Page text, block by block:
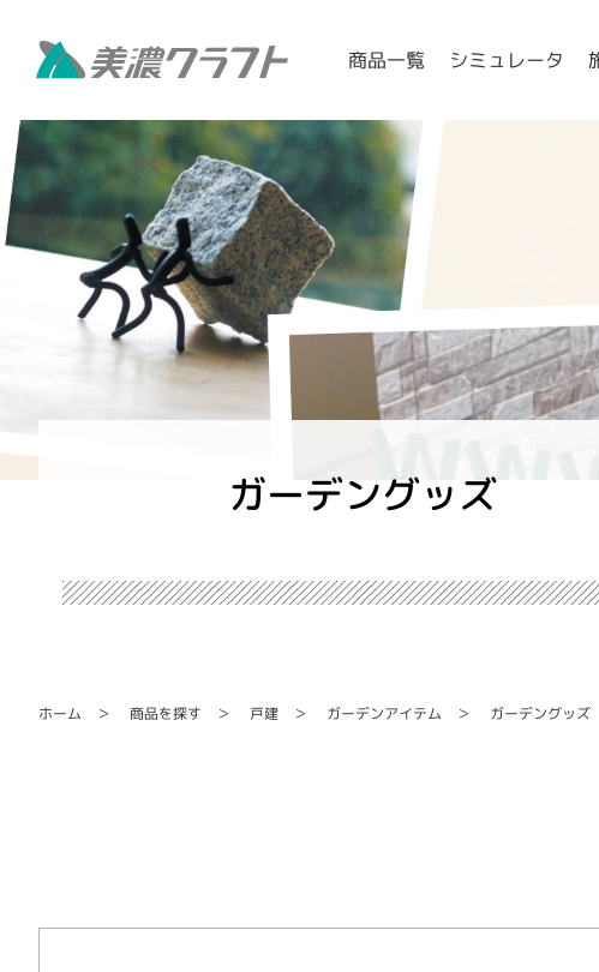
商品一覧 シミュレータ
ガーデングッズ
ホーム 商品を探す 戸建 ガーデンアイテム ガーデングッズ